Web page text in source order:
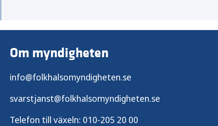
Om myndigheten
info@folkhalsomyndigheten.se
svarstjanst@folkhalsomyndigheten.se
Telefon till växeln: 010-205 20 00